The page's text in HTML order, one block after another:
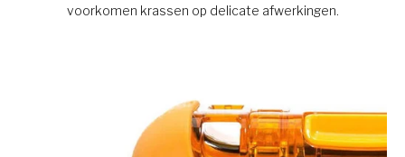
voorkomen krassen op delicate afwerkingen.